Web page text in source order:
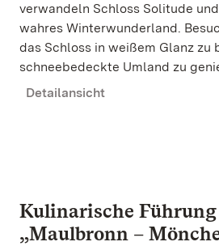
verwandeln Schloss Solitude
wahres Winterwunderland.
das Schloss in weißem Glanz
schneebedeckte Umland zu
Detailansicht
Kulinarische Führung
„Maulbronn –